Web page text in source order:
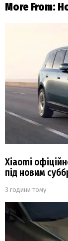
More From:
Xiaomi
під новим
3 години тому